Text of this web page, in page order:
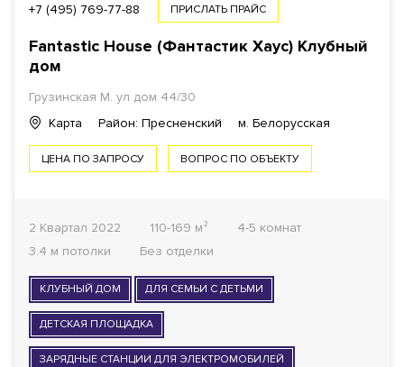
+7 (495) 769-77-88 ПРИСЛАТЬ ПРАЙС
Fantastic House (Фантастик Хаус) Клубный
дом
Грузинская М. ул дом 44/30
Карта
Район: Пресненский м. Белорусская
ЦЕНА ПО ЗАПРОСУ ВОПРОС ПО ОБЪЕКТУ
2 Квартал 2022 110-169 м²
4-5 комнат
3.4 м потолки
Без отделки
КЛУБНЫЙ ДОМ ДЛЯ СЕМЬИ С ДЕТЬМИ
ДЕТСКАЯ ПЛОЩАДКА
ЗАРЯДНЫЕ СТАНЦИИ ДЛЯ ЭЛЕКТРОМОБИЛЕЙ